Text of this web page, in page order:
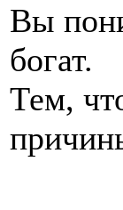
Вы
богат.
Тем,